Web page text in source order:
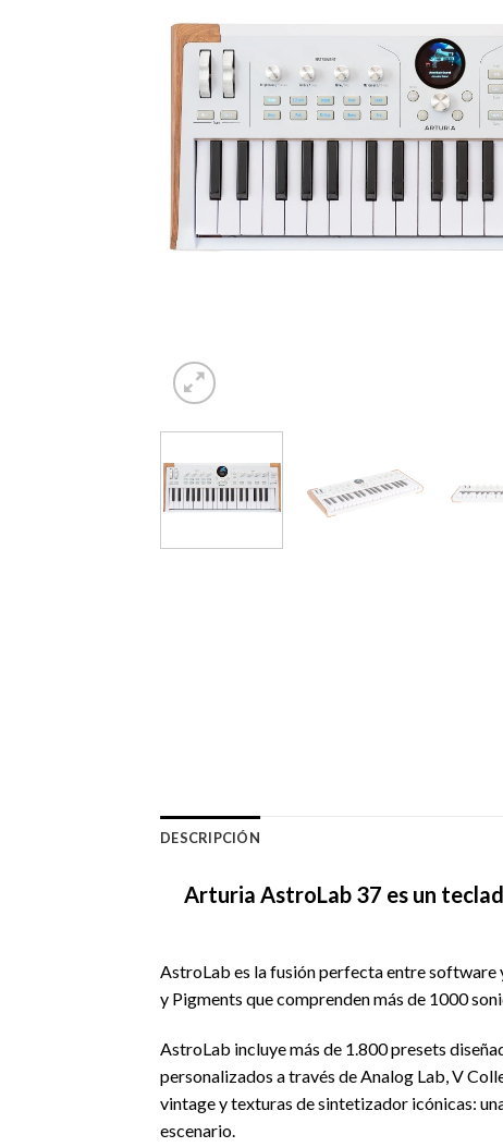
DESCRIPCIÓN
Arturia AstroLab 37 es un
AstroLab es la fusión perfecta entre software
y Pigments que comprenden más de 1000
AstroLab incluye más de 1.800 presets
personalizados a través de Analog Lab, V
vintage y texturas de sintetizador icónicas:
escenario.